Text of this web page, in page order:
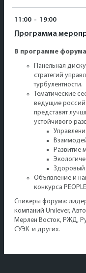
11:00 - 19:00
Программа
В программе
Панельная
стратегий
турбулентности.
Тематические
ведущие
представят
устойчивого
Развитие
Здоровый
Объявление и
конкурса
Спикеры форума:
компаний Unilever,
Мерлен Восток, РЖД,
СУЭК и других.